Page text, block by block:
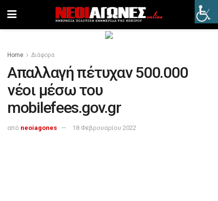
Home Διάφορα
Απαλλαγή πέτυχαν 500.000
νέοι μέσω του
mobilefees.gov.gr
από neoiagones 18 Φεβρουαρίου 2022